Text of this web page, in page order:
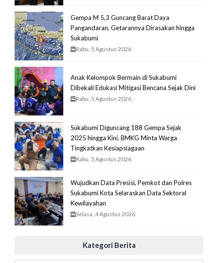
Gempa M 5,3 Guncang Barat Daya
Pangandaran, Getarannya Dirasakan hingga
Sukabumi
Rabu, 5 Agustus 2026
Anak Kelompok Bermain di Sukabumi
Dibekali Edukasi Mitigasi Bencana Sejak Dini
Rabu, 5 Agustus 2026
Sukabumi Diguncang 188 Gempa Sejak
2025 hingga Kini, BMKG Minta Warga
Tingkatkan Kesiapsiagaan
Rabu, 5 Agustus 2026
Wujudkan Data Presisi, Pemkot dan Polres
Sukabumi Kota Selaraskan Data Sektoral
Kewilayahan
Selasa, 4 Agustus 2026
Kategori Berita